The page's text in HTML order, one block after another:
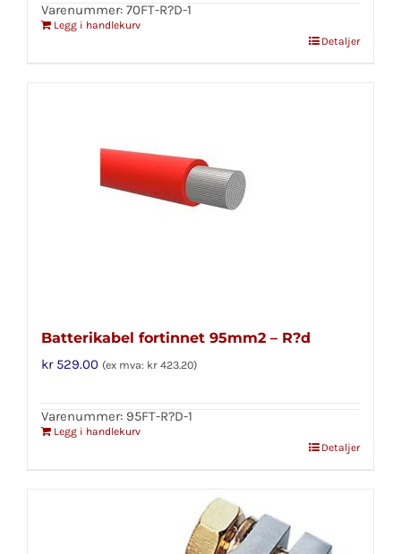
Varenummer: 70FT-R?D-1
Legg i handlekurv
Detaljer
Batterikabel fortinnet 95mm2 – R?d
kr529.00 (ex mva: kr 423.20)
Varenummer: 95FT-R?D-1
Legg i handlekurv
Detaljer